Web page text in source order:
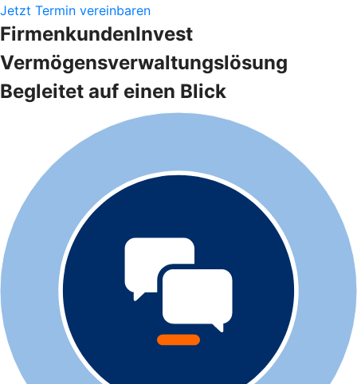
Jetzt Termin vereinbaren
FirmenkundenInvest
Vermögensverwaltungslösung
Begleitet auf einen Blick